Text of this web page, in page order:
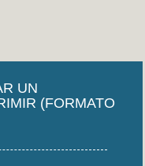
UN
(FORMATO